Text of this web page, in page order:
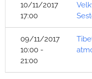
10/11/2017
17:00
09/11/2017
10:00 -
21:00